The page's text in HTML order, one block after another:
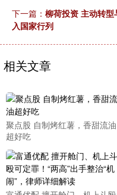
下一篇： 柳荷投资 主动转
入国家行列
相关文章
聚点股 自制烤红薯，香甜流油
超好吃